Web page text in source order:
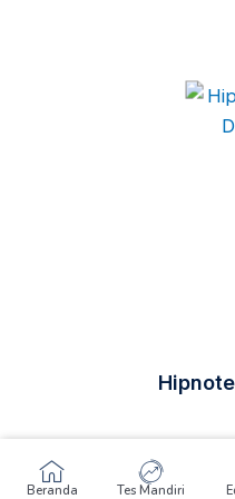
Beranda Tes Mandiri